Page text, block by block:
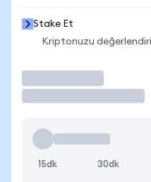
Stake Et
Kriptonuzu
15dk 30dk